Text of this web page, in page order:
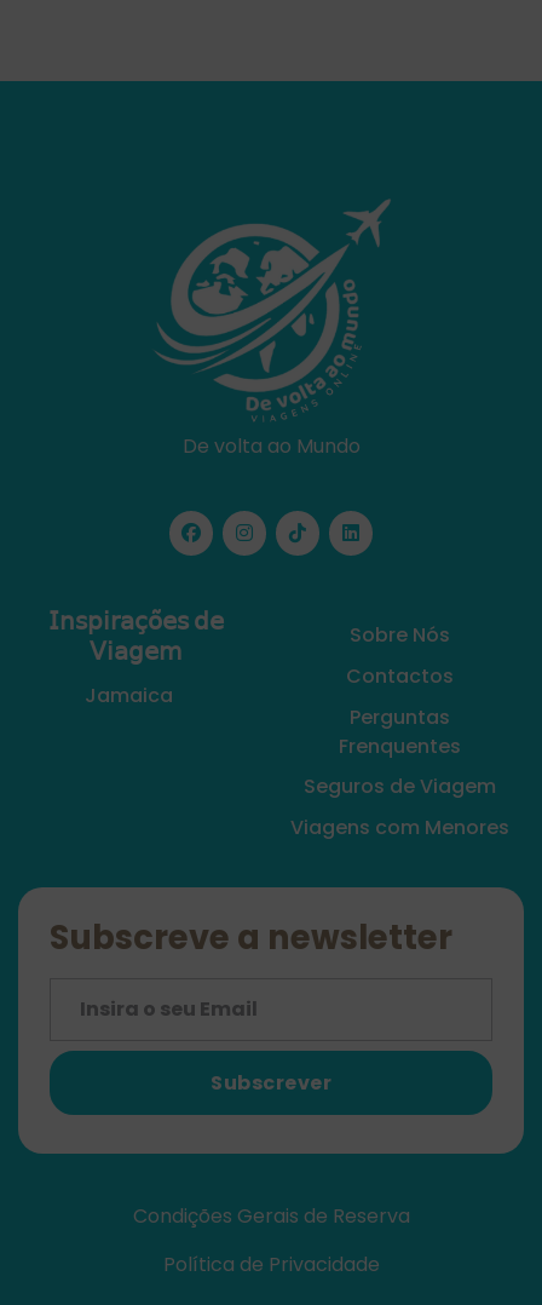
De volta ao Mundo
𝖨𝗇𝗌𝗉𝗂𝗋𝖺𝖼̧𝗈̃𝖾𝗌 𝖽𝖾
𝖵𝗂𝖺𝗀𝖾𝗆
Jamaica
Sobre Nós
Contactos
Perguntas
Frenquentes
Seguros de Viagem
Viagens com Menores
Subscreve a newsletter
Subscrever
Condições Gerais de Reserva
Política de Privacidade